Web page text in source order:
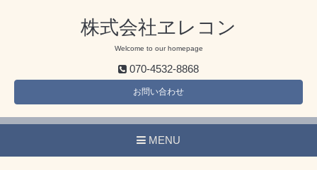
株式会社ヱレコン
Welcome to our homepage
070-4532-8868
お問い合わせ
MENU